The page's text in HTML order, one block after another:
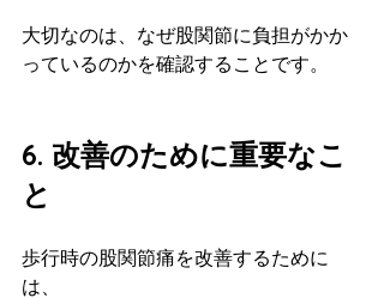
大切なのは、なぜ股関節に負担がかか
っているのかを確認することです。
6. 改善のために重要なこ
と
歩行時の股関節痛を改善するために
は、